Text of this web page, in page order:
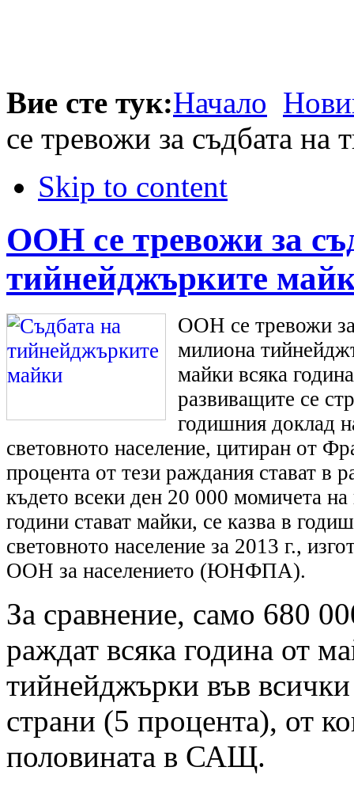
Вие сте тук:Начало
се тревожи за съдбата
Skip to content
ООН се тревожи за
тийнейджърките
ООН се тревожи
милиона
майки всяка
развиващите се
годишния доклад
световното население, цитиран от
процента от тези раждания стават в
където всеки ден 20 000 момичета на
години стават майки, се казва в
световното население за 2013 г.,
ООН за населението (ЮНФПА).
За сравнение, само 680
раждат всяка година от
тийнейджърки във всички
страни (5 процента), от
половината в САЩ.